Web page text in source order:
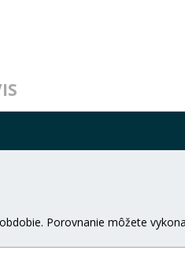
Porovnanie môžete